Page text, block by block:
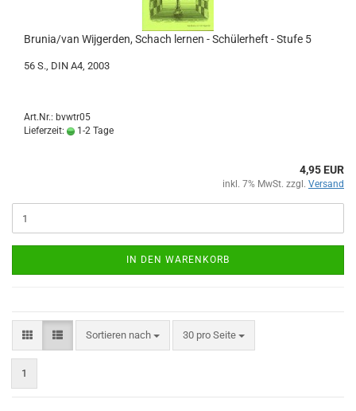
Brunia/van Wijgerden, Schach lernen - Schülerheft - Stufe 5
56 S., DIN A4, 2003
Art.Nr.: bvwtr05
Lieferzeit:
1-2 Tage
4,95 EUR
inkl. 7% MwSt. zzgl. Versand
IN DEN WARENKORB
Sortieren nach
Sortieren nach 30 pro Seite
pro Seite
1